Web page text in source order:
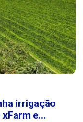
irrigação
e